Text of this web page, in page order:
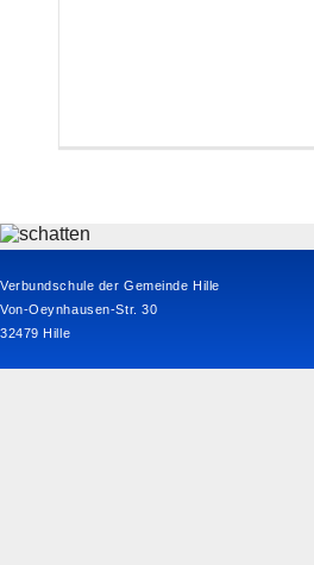
Verbundschule der Gemeinde Hille
Von-Oeynhausen-Str. 30
32479 Hille